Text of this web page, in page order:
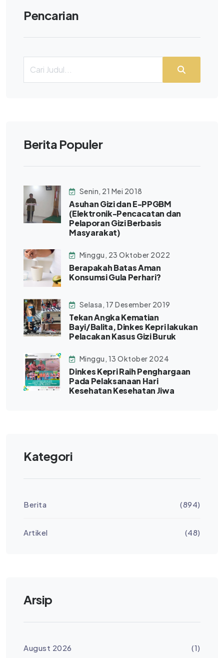
Pencarian
Berita Populer
Senin, 21 Mei 2018
Asuhan Gizi dan E-PPGBM
(Elektronik-Pencacatan dan
Pelaporan Gizi Berbasis
Masyarakat)
Minggu, 23 Oktober 2022
Berapakah Batas Aman
Konsumsi Gula Perhari?
Selasa, 17 Desember 2019
Tekan Angka Kematian
Bayi/Balita, Dinkes Kepri lakukan
Pelacakan Kasus Gizi Buruk
Minggu, 13 Oktober 2024
Dinkes Kepri Raih Penghargaan
Pada Pelaksanaan Hari
Kesehatan Kesehatan Jiwa
Kategori
Berita (894)
Artikel (48)
Arsip
August 2026 (1)